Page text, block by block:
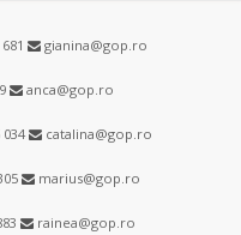
gianina@gop.ro
anca@gop.ro
034 catalina@gop.ro
marius@gop.ro
rainea@gop.ro